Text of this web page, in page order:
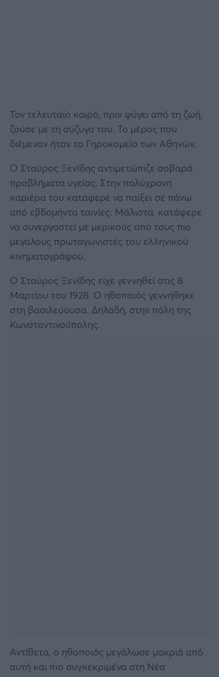
Τον τελευταίο καιρό, πριν φύγει από τη ζωή,
ζούσε με τη σύζυγο του. Το μέρος που
διέμεναν ήταν το Γηροκομείο των Αθηνών.
Ο Σταύρος Ξενίδης αντιμετώπιζε σοβαρά
προβλήματα υγείας. Στην πολύχρονη
καριέρα του κατάφερε να παίξει σε πάνω
από εβδομήντα ταινίες. Μάλιστα, κατάφερε
να συνεργαστεί με μερικούς από τους πιο
μεγάλους πρωταγωνιστές του ελληνικού
κινηματογράφου.
Ο Σταύρος Ξενίδης είχε γεννηθεί στις 8
Μαρτίου του 1928. Ο ηθοποιός γεννήθηκε
στη βασιλεύουσα. Δηλαδή, στην πόλη της
Κωνσταντινούπολης.
Αντίθετα, ο ηθοποιός μεγάλωσε μακριά από
αυτή και πιο συγκεκριμένα στη Νέα